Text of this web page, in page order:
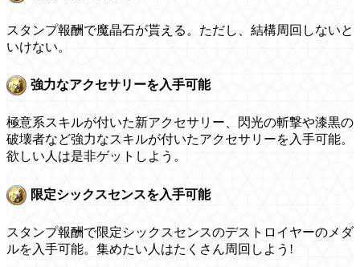
スタンプ報酬で魔晶石が貰える。ただし、結構周回しないと
いけない。
強力なアクセサリーを入手可能
極意系スキルが付いた新アクセサリー、閃光の斬撃や漆黒の
破壊者など強力なスキルが付いたアクセサリーを入手可能。
欲しい人は是非ゲットしよう。
限定シックスセンスを入手可能
スタンプ報酬で限定シックスセンスのデストロイヤーのメダ
ルを入手可能。集めたい人はたくさん周回しよう!